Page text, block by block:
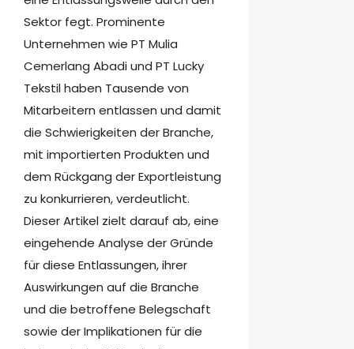
Sektor fegt. Prominente
Unternehmen wie PT Mulia
Cemerlang Abadi und PT Lucky
Tekstil haben Tausende von
Mitarbeitern entlassen und damit
die Schwierigkeiten der Branche,
mit importierten Produkten und
dem Rückgang der Exportleistung
zu konkurrieren, verdeutlicht.
Dieser Artikel zielt darauf ab, eine
eingehende Analyse der Gründe
für diese Entlassungen, ihrer
Auswirkungen auf die Branche
und die betroffene Belegschaft
sowie der Implikationen für die